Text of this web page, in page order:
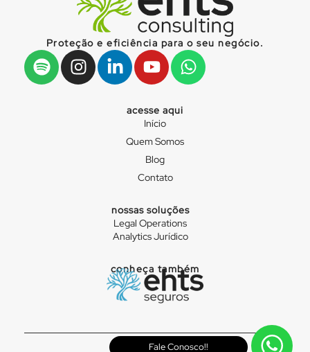
Proteção e eficiência para o seu negócio.
acesse aqui
Início
Quem Somos
Blog
Contato
nossas soluções
Legal Operations
Analytics Jurídico
conheça também
Fale Conosco!!